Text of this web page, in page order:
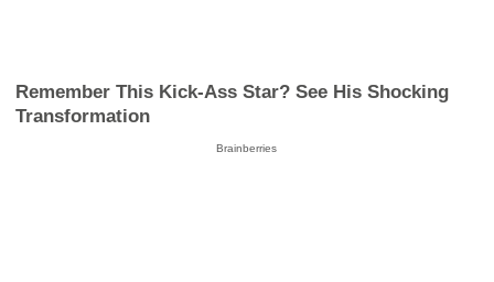
Remember This Kick-Ass Star? See His Shocking
Transformation
Brainberries